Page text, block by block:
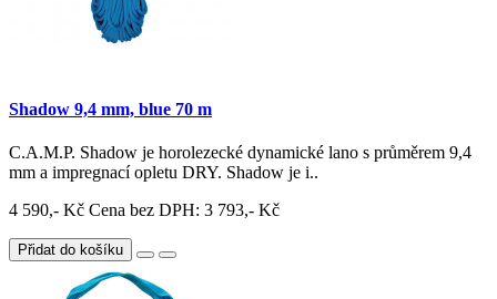
Shadow 9,4 mm, blue 70 m
C.A.M.P. Shadow je horolezecké dynamické lano s průměrem 9,4
mm a impregnací opletu DRY. Shadow je i..
4 590,- Kč Cena bez DPH: 3 793,- Kč
Přidat do košíku